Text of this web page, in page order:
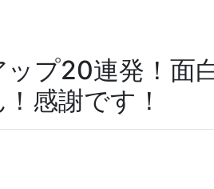
ップ20連発！面
感謝です！